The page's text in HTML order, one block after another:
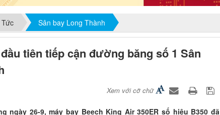
Sân bay Long Thành
tiên tiếp cận đường băng số 1 Sân
Xem với cỡ chữ
ngày 26-9, máy bay Beech King Air 350ER số hiệu B350 đã